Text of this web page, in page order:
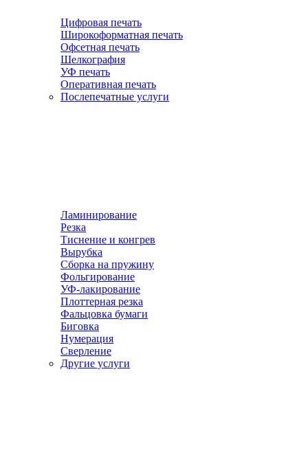
Цифровая печать
Широкоформатная печать
Офсетная печать
Шелкография
УФ печать
Оперативная печать
Послепечатные услуги
Ламинирование
Резка
Тиснение и конгрев
Вырубка
Сборка на пружину
Фольгирование
УФ-лакирование
Плоттерная резка
Фальцовка бумаги
Биговка
Нумерация
Сверление
Другие услуги